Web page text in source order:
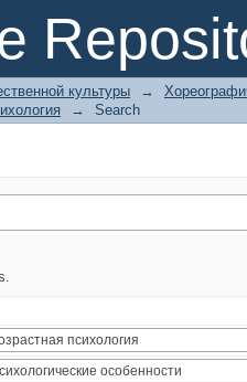
культуры →
→ Search